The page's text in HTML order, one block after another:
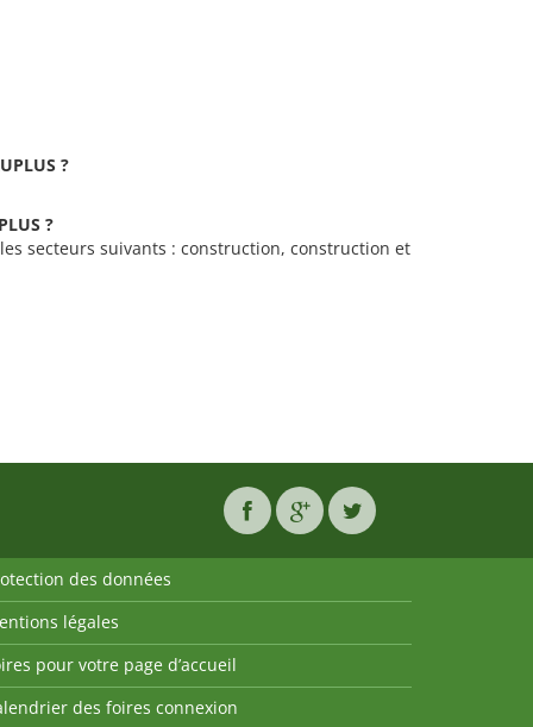
?
?
secteurs suivants : construction, construction et
des données
légales
pour votre page d’accueil
des foires connexion